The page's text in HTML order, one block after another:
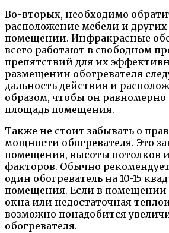
Во-вторых, необходимо
расположение мебели и
помещении. Инфракрасные
всего работают в свободном
препятствий для их
размещении обогревателя
дальность действия и
образом, чтобы он равномерно
площадь помещения.
Также не стоит забывать о
мощности обогревателя. Это
помещения, высоты потолков
факторов. Обычно
один обогреватель на 10-15
помещения. Если в помещении
окна или недостаточная
возможно понадобится
обогревателя.